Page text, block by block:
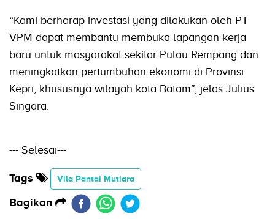
“Kami berharap investasi yang dilakukan oleh PT
VPM dapat membantu membuka lapangan kerja
baru untuk masyarakat sekitar Pulau Rempang dan
meningkatkan pertumbuhan ekonomi di Provinsi
Kepri, khususnya wilayah kota Batam”, jelas Julius
Singara.
--- Selesai---
Tags Vila Pantai Mutiara
Bagikan